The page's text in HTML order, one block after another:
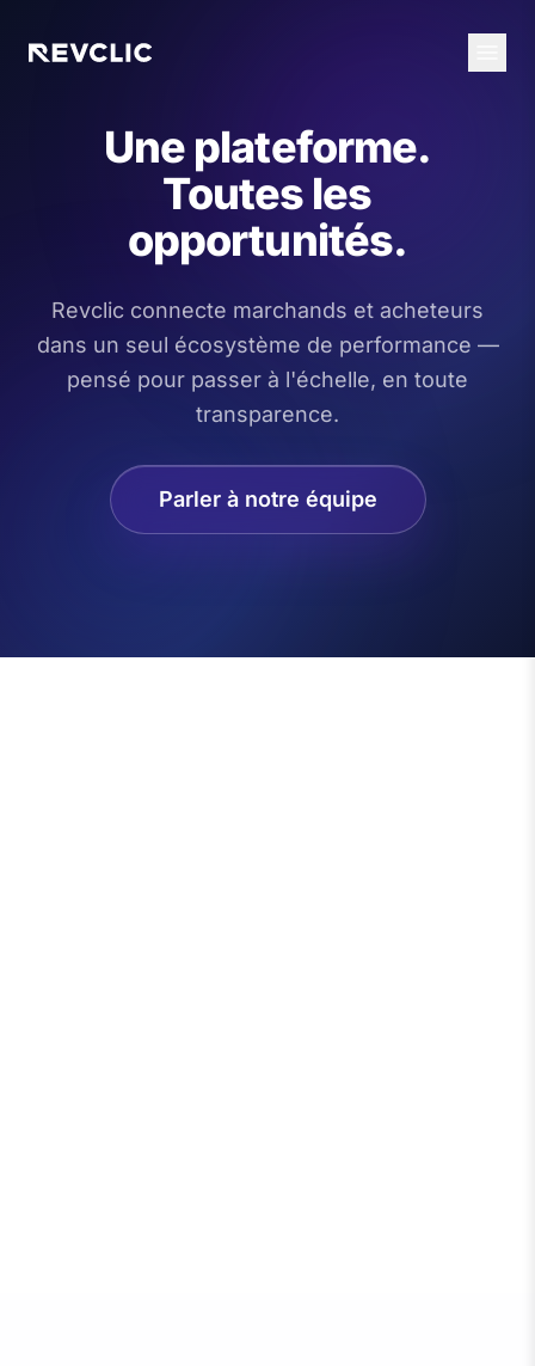
Une plateforme.
Toutes les
opportunités.
Revclic connecte marchands et acheteurs
dans un seul écosystème de performance —
pensé pour passer à l'échelle, en toute
transparence.
Parler à notre équipe